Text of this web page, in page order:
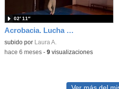
Acrobacia. Lucha escénica
subido por Laura A.
02′ 11″
-hace 6 meses- 9visualizaciones